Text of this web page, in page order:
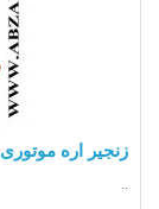
زنجیر اره موتوری 50 سانتیمتر 325. HAOYU
..